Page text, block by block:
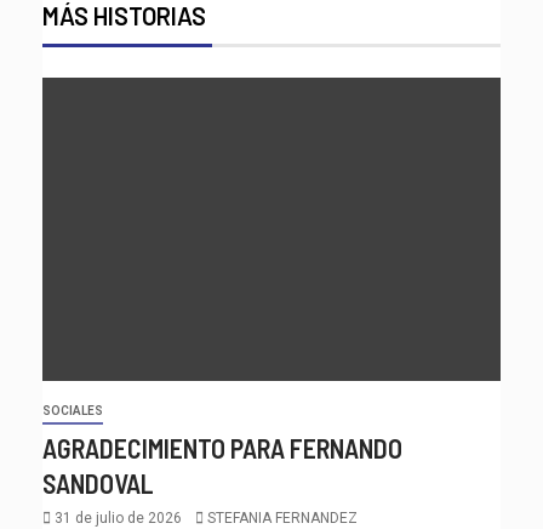
MÁS HISTORIAS
SOCIALES
AGRADECIMIENTO PARA FERNANDO
SANDOVAL
31 de julio de 2026 STEFANIA FERNANDEZ